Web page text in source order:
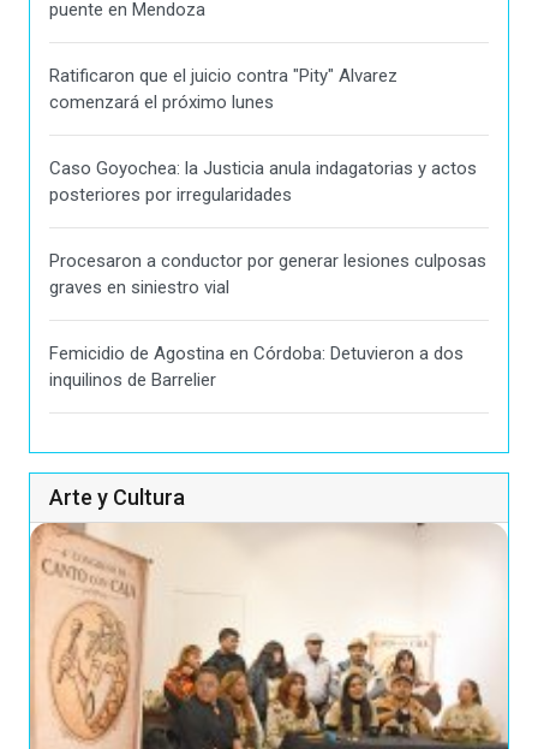
puente en Mendoza
Ratificaron que el juicio contra "Pity" Alvarez
comenzará el próximo lunes
Caso Goyochea: la Justicia anula indagatorias y actos
posteriores por irregularidades
Procesaron a conductor por generar lesiones culposas
graves en siniestro vial
Femicidio de Agostina en Córdoba: Detuvieron a dos
inquilinos de Barrelier
Arte y Cultura